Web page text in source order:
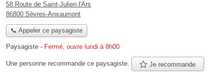
58 Route de Saint-Julien l'Ars
86800 Sèvres-Anxaumont
📞 Appeler ce paysagiste
Paysagiste - Fermé, ouvre lundi à 8h00
Une personne recommande ce paysagiste. Je recommande